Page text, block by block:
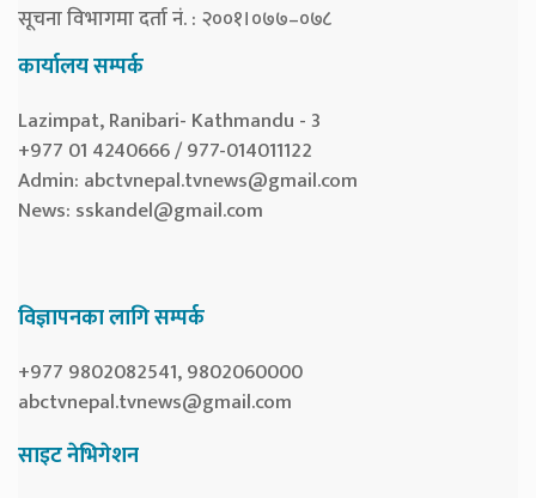
सूचना विभागमा दर्ता नं. : २००१।०७७–०७८
कार्यालय सम्पर्क
Lazimpat, Ranibari- Kathmandu - 3
+977 01 4240666 / 977-014011122
Admin: abctvnepal.tvnews@gmail.com
News: sskandel@gmail.com
विज्ञापनका लागि सम्पर्क
+977 9802082541, 9802060000
abctvnepal.tvnews@gmail.com
साइट नेभिगेशन